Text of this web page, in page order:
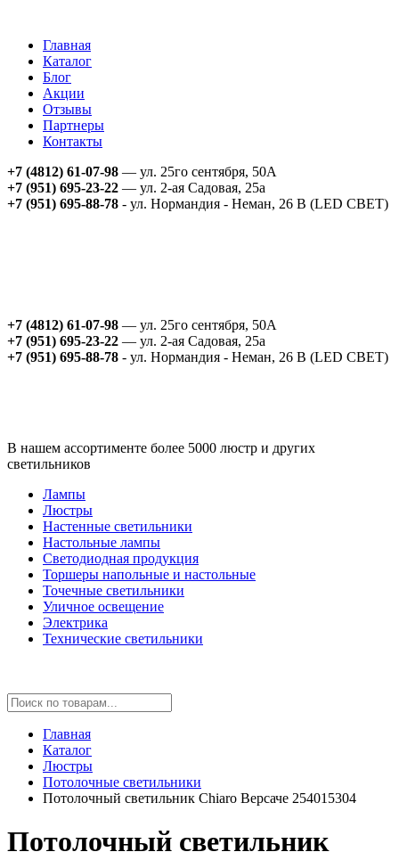
Главная
Каталог
Блог
Акции
Отзывы
Партнеры
Контакты
+7 (4812) 61-07-98 — ул. 25го сентября, 50А
+7 (951) 695-23-22 — ул. 2-ая Садовая, 25а
+7 (951) 695-88-78 - ул. Нормандия - Неман, 26 В (LED СВЕТ)
+7 (4812) 61-07-98 — ул. 25го сентября, 50А
+7 (951) 695-23-22 — ул. 2-ая Садовая, 25а
+7 (951) 695-88-78 - ул. Нормандия - Неман, 26 В (LED СВЕТ)
В нашем ассортименте более 5000 люстр и других
светильников
Лампы
Люстры
Настенные светильники
Настольные лампы
Светодиодная продукция
Торшеры напольные и настольные
Точечные светильники
Уличное освещение
Электрика
Технические светильники
Главная
Каталог
Люстры
Потолочные светильники
Потолочный светильник Chiaro Версаче 254015304
Потолочный светильник